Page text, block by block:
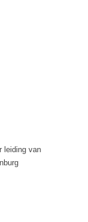
leiding van